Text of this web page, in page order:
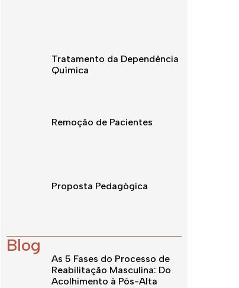
Tratamento da Dependência
Química
Remoção de Pacientes
Proposta Pedagógica
Blog
As 5 Fases do Processo de
Reabilitação Masculina: Do
Acolhimento à Pós-Alta